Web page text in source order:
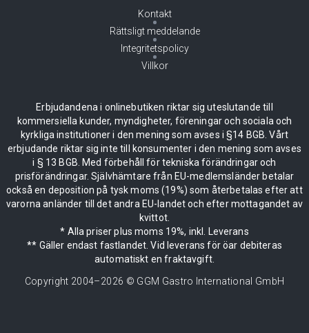
Kontakt
Rättsligt meddelande
Integritetspolicy
Villkor
Erbjudandena i onlinebutiken riktar sig uteslutande till
kommersiella kunder, myndigheter, föreningar och sociala och
kyrkliga institutioner i den mening som avses i §14 BGB. Vårt
erbjudande riktar sig inte till konsumenter i den mening som avses
i § 13 BGB. Med förbehåll för tekniska förändringar och
prisförändringar. Självhämtare från EU-medlemsländer betalar
också en deposition på tysk moms (19%) som återbetalas efter att
varorna anländer till det andra EU-landet och efter mottagandet av
kvittot.
* Alla priser plus moms 19%, inkl. Leverans
** Gäller endast fastlandet. Vid leverans för öar debiteras
automatiskt en fraktavgift.
Copyright 2004–2026 © GGM Gastro International GmbH